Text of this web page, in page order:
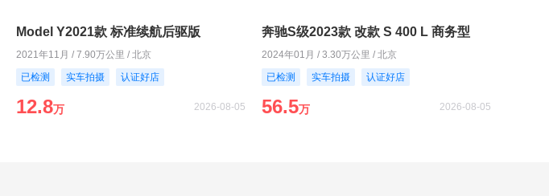
Model Y2021款 标准续航后驱版
2021年11月 / 7.90万公里 / 北京
已检测
实车拍摄 认证好店
12.8万 2026-08-05
奔驰S级2023款 改款 S 400 L 商务型
2024年01月 / 3.30万公里 / 北京
已检测
实车拍摄 认证好店
56.5万 2026-08-05